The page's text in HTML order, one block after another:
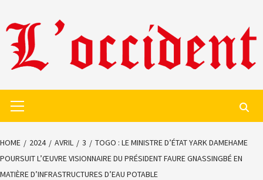
to
content
Menu
HOME 2024 AVRIL 3
TOGO : LE MINISTRE D’ÉTAT YARK DAMEHAME
POURSUIT L’ŒUVRE VISIONNAIRE DU PRÉSIDENT FAURE GNASSINGBÉ EN
MATIÈRE D’INFRASTRUCTURES D’EAU POTABLE